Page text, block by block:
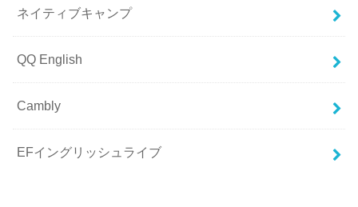
ネイティブキャンプ
QQ English
Cambly
EFイングリッシュライブ